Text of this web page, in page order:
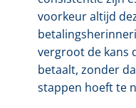
voorkeur altijd
vergroot de kans
betaalt, zonder
stappen hoeft te